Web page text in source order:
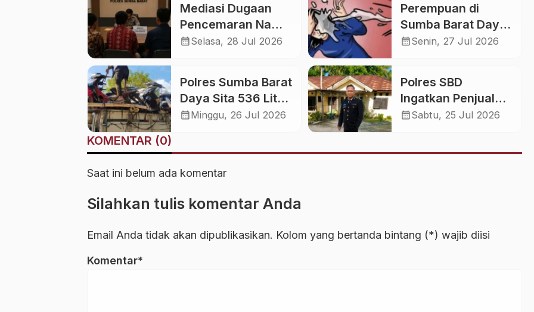
Mediasi Dugaan
Pencemaran Nama
Baik di Polres
Lanjut ke Jalur
Hukum
calendar_monthSelasa, 28 Jul 2026
Perempuan di
Sumba Barat Daya
Diduga Disiram Air
calendar_monthSenin, 27 Jul 2026
Polres Sumba Barat
Daya Sita 536 Liter
BBM Bersubsidi
calendar_monthMinggu, 26 Jul 2026
Polres SBD
Ingatkan Penjual
Eceran Pertalite
calendar_monthSabtu, 25 Jul 2026
KOMENTAR (0)
Saat ini belum ada komentar
Silahkan tulis komentar Anda
Email Anda tidak akan dipublikasikan. Kolom yang bertanda bintang (*) wajib diisi
Komentar*